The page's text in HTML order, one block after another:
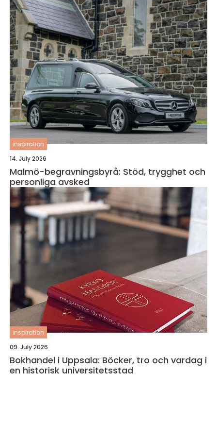
inspiration
14. July 2026
Malmö-begravningsbyrå: Stöd, trygghet och
personliga avsked
inspiration
09. July 2026
Bokhandel i Uppsala: Böcker, tro och vardag i
en historisk universitetsstad